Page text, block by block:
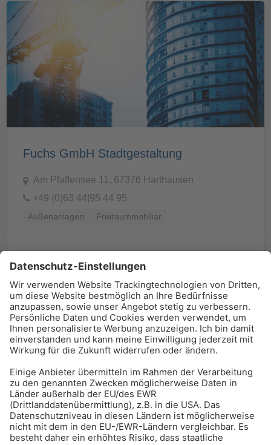
Fuchs GmbH Stadtgestaltung
Am Pfaffensee 11, 67376 Harthausen
+49 (0)63 44|95 44 95
Außenanlagen Freiraummobiliar
BAU-Index Newsletter
Erhalten Sie regelmäßig Benachrichtigungen zu den
Zur Anmeldung
Meistgelesen:Bauwerksabdichtung